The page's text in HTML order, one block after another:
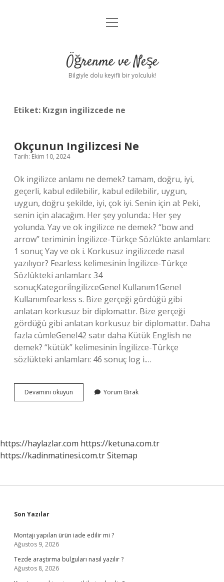
Anasayfa
Yasal Uyarı
menüyü
Öğrenme ve Neşe
Bilgiyle dolu keyifli bir yolculuk!
Etiket: Kızgın ingilizcede ne
Okçunun Ingilizcesi Ne
Tarih: Ekim 10, 2024
Ok ingilizce anlamı ne demek? tamam, doğru, iyi,
geçerli, kabul edilebilir, kabul edilebilir, uygun,
uygun, doğru şekilde, iyi, çok iyi. Senin için al: Peki,
senin için alacağım. Her şey yolunda.: Her şey
yolunda. Yay ve ok ingilizce ne demek? “bow and
arrow” teriminin İngilizce-Türkçe Sözlükte anlamları:
1 sonuç Yay ve ok i. Korkusuz ingilizcede nasıl
yazılıyor? Fearless kelimesinin İngilizce-Türkçe
Sözlükteki anlamları: 34
sonuçKategoriİngilizceGenel Kullanım1Genel
Kullanımfearless s. Bize gerçeği gördüğü gibi
anlatan korkusuz bir diplomattır. Bize gerçeği
gördüğü gibi anlatan korkusuz bir diplomattır. Daha
fazla cümleGenel42 satır daha Kütük English ne
demek? “kütük” kelimesinin İngilizce-Türkçe
sözlükteki anlamları: 46 sonuç log i.…
Devamını okuyun Okçunun
Ingilizcesi
Yorum Bırak
https://haylazlar.com https://ketuna.com.tr
https://kadinmatinesi.com.trSitemap
Sidebar
Son Yazılar
Montajı yapılan ürün iade edilir mi ?
Ağustos 9, 2026
Tezde araştırma bulguları nasıl yazılır ?
Ağustos 8, 2026